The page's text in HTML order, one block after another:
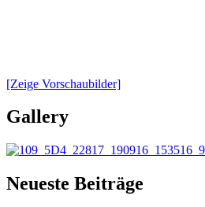
[Zeige Vorschaubilder]
Gallery
Neueste Beiträge